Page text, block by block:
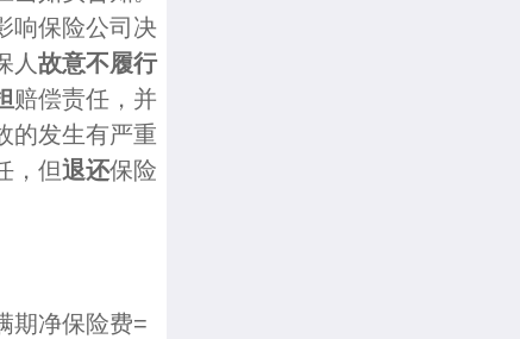
响保险公司决
人故意不履行
赔偿责任，并
的发生有严重
，但退还保险
期净保险费=